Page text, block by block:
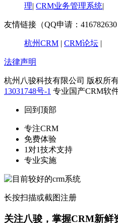
理| CRM业务管理系统|
友情链接（QQ申请：
杭州CRM | CRM论坛 |
法律声明
杭州八骏科技有限公司 版权所
13031748号-1 专业国产CRM软
回到顶部
专注CRM
免费体验
1对1技术支持
专业实施
长按扫描或截图注册
关注八骏，掌握CRM新鲜